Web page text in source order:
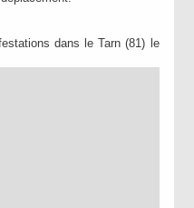
dans le Tarn (81) le